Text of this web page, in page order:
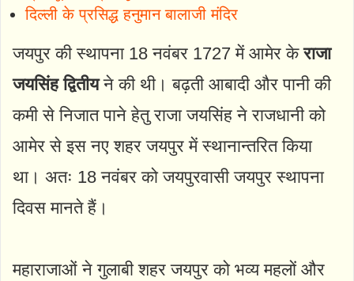
दिल्ली के प्रसिद्ध हनुमान बालाजी मंदिर
जयपुर की स्थापना 18 नवंबर 1727 में आमेर केराजा
जयसिंह द्वितीयने की थी। बढ़ती आबादी और पानी की
कमी से निजात पाने हेतु राजा जयसिंह ने राजधानी को
आमेर से इस नए शहर जयपुर में स्थानान्तरित किया
था। अतः 18 नवंबर को जयपुरवासी जयपुर स्थापना
दिवस मानते हैं।
महाराजाओं ने गुलाबी शहर जयपुर को भव्य महलों और